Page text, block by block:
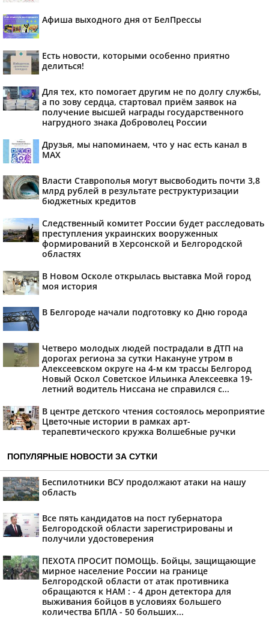
Афиша выходного дня от БелПрессы
Есть новости, которыми особенно приятно
делиться!
Для тех, кто помогает другим не по долгу службы,
а по зову сердца, стартовал приём заявок на
получение высшей награды государственного
нагрудного знака Доброволец России
Друзья, мы напоминаем, что у нас есть канал в
МАХ
Власти Ставрополья могут высвободить почти 3,8
млрд рублей в результате реструктуризации
бюджетных кредитов
Следственный комитет России будет расследовать
преступления украинских вооруженных
формирований в Херсонской и Белгородской
областях
В Новом Осколе открылась выставка Мой город
моя история
В Белгороде начали подготовку ко Дню города
Четверо молодых людей пострадали в ДТП на
дорогах региона за сутки Накануне утром в
Алексеевском округе на 4-м км трассы Белгород
Новый Оскол Советское Ильинка Алексеевка 19-
летний водитель Ниссана не справился с...
В центре детского чтения состоялось мероприятие
Цветочные истории в рамках арт-
терапевтического кружка Волшебные ручки
ПОПУЛЯРНЫЕ НОВОСТИ ЗА СУТКИ
Беспилотники ВСУ продолжают атаки на нашу
область
Все пять кандидатов на пост губернатора
Белгородской области зарегистрированы и
получили удостоверения
ПЕХОТА ПРОСИТ ПОМОЩЬ. Бойцы, защищающие
мирное население России на границе
Белгородской области от атак противника
обращаются к НАМ : - 4 дрон детектора для
выживания бойцов в условиях большего
количества БПЛА - 50 больших...